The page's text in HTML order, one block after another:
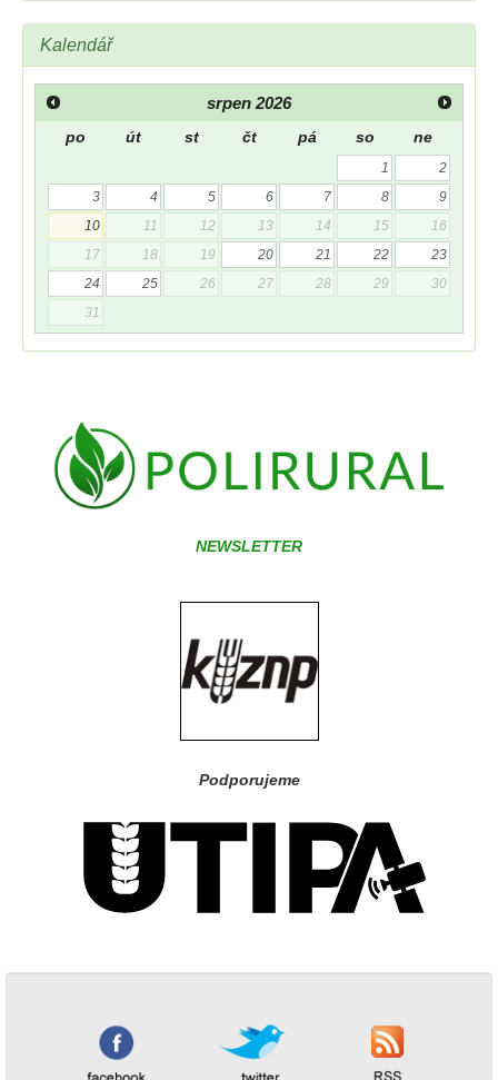
Kalendář
srpen 2026
po út st čt pá so ne
1
2
3
4 5 6 7 8
9
10
11 12 13 14 15
16
17
18 19 20 21 22
23
24
25 26 27 28 29
30
31
NEWSLETTER
Podporujeme